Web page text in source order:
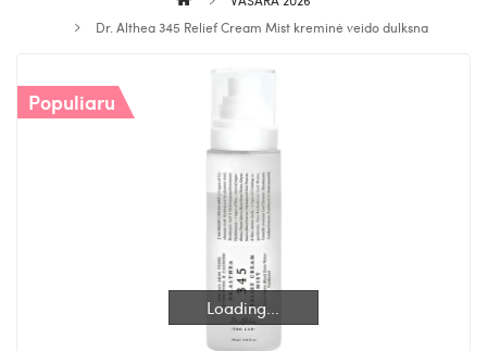
Dr. Althea 345 Relief Cream Mist kreminė veido dulksna
Loading...
Loading...
Populiaru